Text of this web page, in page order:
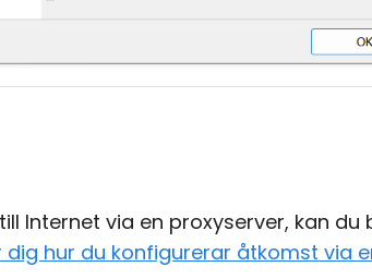
Internet via en proxyserver, kan
dig hur du konfigurerar åtkomst via